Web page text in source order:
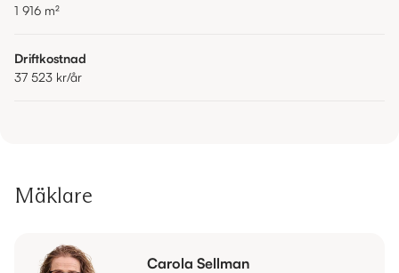
1 916 m²
Driftkostnad
37 523 kr/år
Mäklare
Carola Sellman